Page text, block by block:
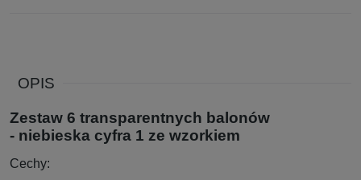
OPIS
Zestaw 6 transparentnych balonów
- niebieska cyfra 1 ze wzorkiem
Cechy: